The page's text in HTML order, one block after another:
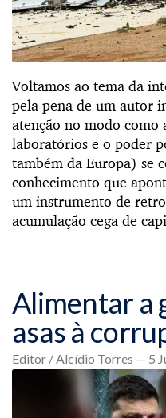
Voltamos ao tema da
pela pena de um autor
atenção no modo como
laboratórios e o poder
também da Europa) se
conhecimento que
um instrumento de
acumulação cega de
Alimentar a
asas à
Editor / Alcídio Torres — 5